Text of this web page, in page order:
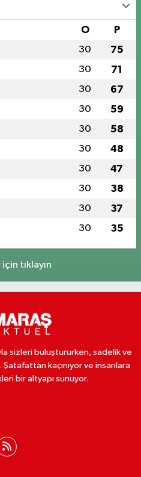
O P
30 75
30 71
30 67
30 59
30 58
30 48
30 47
30 38
30 37
30 35
tıklayın
sizleri buluştururken, sadelik ve
kaçınıyor ve insanlara
bir altyapı sunuyor.